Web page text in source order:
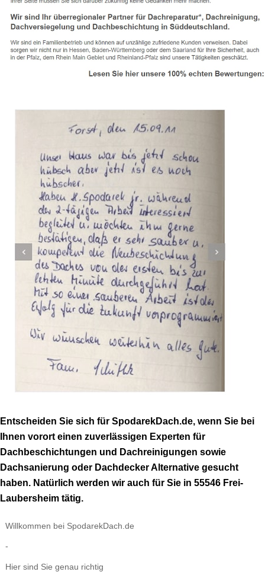
Entscheiden Sie sich für SpodarekDach.de, wenn Sie bei
Ihnen vorort einen zuverlässigen Experten für
Dachbeschichtungen und Dachreinigungen sowie
Dachsanierung oder Dachdecker Alternative gesucht
haben. Natürlich werden wir auch für Sie in 55546 Frei-
Laubersheim tätig.
Willkommen bei SpodarekDach.de
-
Hier sind Sie genau richtig